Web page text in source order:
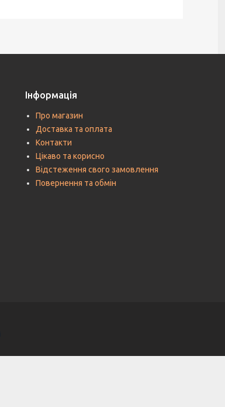
Інформація
Про магазин
Доставка та оплата
Контакти
Цікаво та корисно
Відстеження свого замовлення
Повернення та обмін